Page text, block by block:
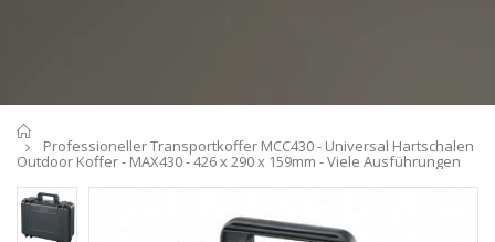
Professioneller Transportkoffer MCC430 - Universal Hartschalen
Outdoor Koffer - MAX430 - 426 x 290 x 159mm - Viele Ausführungen